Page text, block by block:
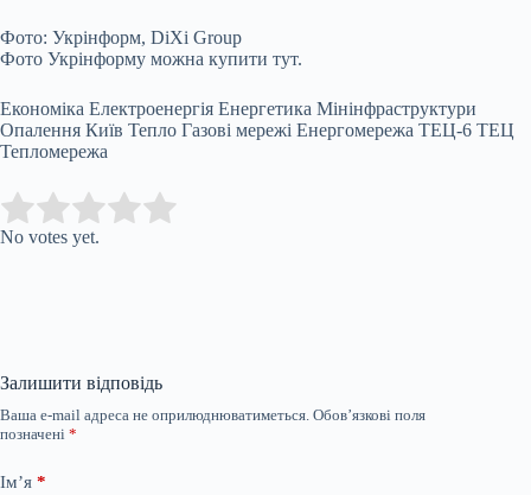
Фото: Укрінформ, DiXi Group
Фото Укрінформу можна купити тут.
Економіка Електроенергія Енергетика Мінінфраструктури
Опалення Київ Тепло Газові мережі Енергомережа ТЕЦ-6 ТЕЦ
Тепломережа
Rate this item:
No votes yet.
Залишити відповідь
Ваша e-mail адреса не оприлюднюватиметься. Обов’язкові поля
позначені *
Ім’я *